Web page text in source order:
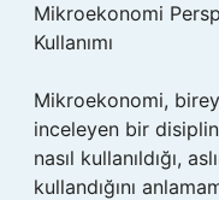
Mikroekonomi
Kullanımı
Mikroekonomi,
inceleyen bir
nasıl kullanıldığı,
kullandığını